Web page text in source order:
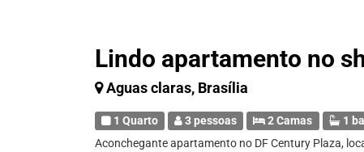
Lindo apartamento no
Aguas claras, Brasília
1 Quarto 3 pessoas 2 Camas
1
Aconchegante apartamento no DF Century Plaza,